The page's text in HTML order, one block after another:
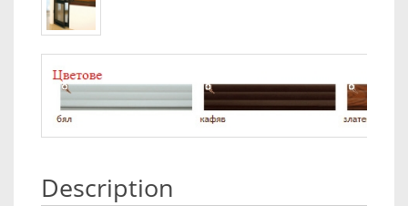
Description